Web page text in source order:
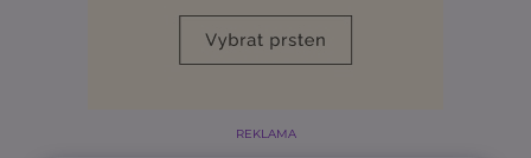
REKLAMA